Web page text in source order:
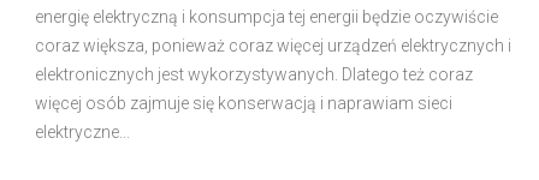
energię elektryczną i konsumpcja tej energii będzie oczywiście
coraz większa, ponieważ coraz więcej urządzeń elektrycznych i
elektronicznych jest wykorzystywanych. Dlatego też coraz
więcej osób zajmuje się konserwacją i naprawiam sieci
elektryczne...